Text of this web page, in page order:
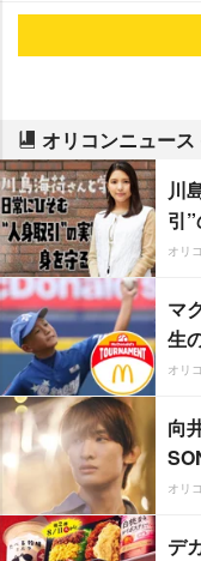
オリコンニュー
川
引
オリ
マ
生
オリ
向
オリ
デ